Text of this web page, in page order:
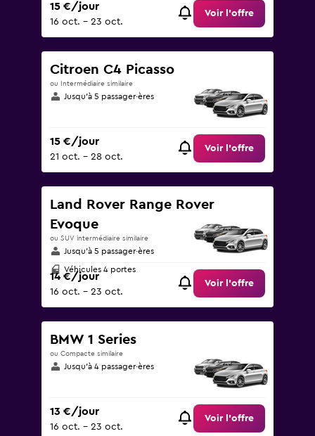
15 €/jour
16 oct. - 23 oct.
Voir l’offre
Citroen C4 Picasso
ou Intermédiaire similaire
Jusqu’à 5 passager·ères
15 €/jour
21 oct. - 28 oct.
Voir l’offre
Land Rover Range Rover
Evoque
ou SUV intermédiaire similaire
Jusqu’à 5 passager·ères
Véhicules 4 portes
14 €/jour
16 oct. - 23 oct.
Voir l’offre
BMW 1 Series
ou Compacte similaire
Jusqu’à 4 passager·ères
13 €/jour
16 oct. - 23 oct.
Voir l’offre